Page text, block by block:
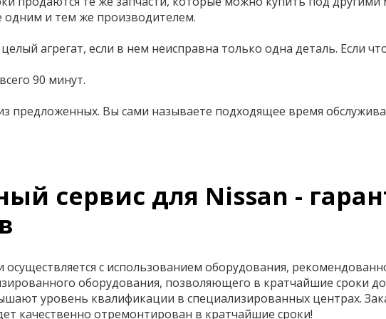
одним и тем же производителем.
агрегат, если в нем неисправна только одна деталь.
90 минут.
предложенных. Вы сами называете подходящее время
сервис для Nissan -
с использованием оборудования,
оборудования, позволяющего в кратчайшие сроки
уровень квалификации в специализированных центрах.
качественно отремонтирован в кратчайшие сроки!